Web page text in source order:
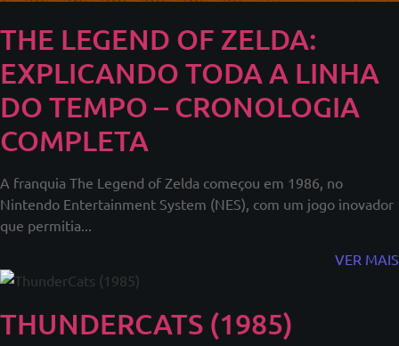
THE LEGEND OF ZELDA:
EXPLICANDO TODA A LINHA
DO TEMPO – CRONOLOGIA
COMPLETA
A franquia The Legend of Zelda começou em 1986, no
Nintendo Entertainment System (NES), com um jogo inovador
que permitia...
VER MAIS
THUNDERCATS (1985)